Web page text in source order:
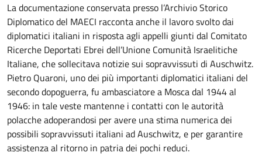
La documentazione conservata presso l’Archivio Storico
Diplomatico del MAECI racconta anche il lavoro svolto dai
diplomatici italiani in risposta agli appelli giunti dal Comitato
Ricerche Deportati Ebrei dell’Unione Comunità Israelitiche
Italiane, che sollecitava notizie sui sopravvissuti di Auschwitz.
Pietro Quaroni, uno dei più importanti diplomatici italiani del
secondo dopoguerra, fu ambasciatore a Mosca dal 1944 al
1946: in tale veste mantenne i contatti con le autorità
polacche adoperandosi per avere una stima numerica dei
possibili sopravvissuti italiani ad Auschwitz, e per garantire
assistenza al ritorno in patria dei pochi reduci.